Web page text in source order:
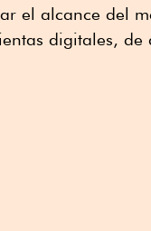
el alcance del
digitales, de